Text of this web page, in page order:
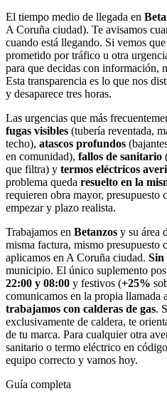
El tiempo medio de llegada en
A Coruña ciudad). Te avisamos
cuando está llegando. Si vemos
prometido por tráfico u otra
para que decidas con información,
Esta transparencia es lo que nos
y desaparece tres horas.
Las urgencias que más
fugas visibles (tubería reventada,
techo), atascos profundos
en comunidad), fallos de sanitario
que filtra) y termos eléctricos
problema queda resuelto en la
requieren obra mayor, presupuesto
empezar y plazo realista.
Trabajamos en Betanzos y su área
misma factura, mismo presupuesto
aplicamos en A Coruña ciudad. Sin
municipio. El único suplemento
22:00 y 08:00 y festivos (+25%
comunicamos en la propia llamada
trabajamos con calderas de gas.
exclusivamente de caldera, te
de tu marca. Para cualquier otra
sanitario o termo eléctrico en
equipo correcto y vamos hoy.
Guía completa